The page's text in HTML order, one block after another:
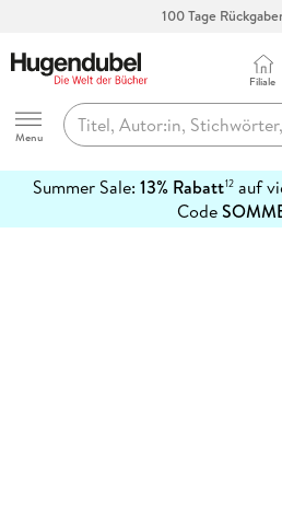
100 Tage
Hugendubel
Menu
Filiale
Summer Sale: 13% Rabatt12auf
Code
erfahren